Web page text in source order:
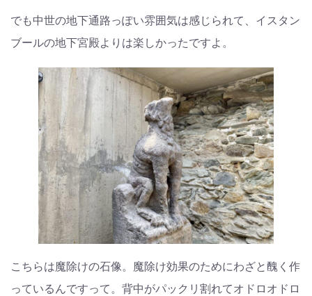
でも中世の地下通路っぽい雰囲気は感じられて、イスタン
ブールの地下宮殿よりは楽しかったですよ。
こちらは魔除けの石像。魔除け効果のためにわざと醜く作
っているんですって。背中がパックリ割れてオドロオドロ